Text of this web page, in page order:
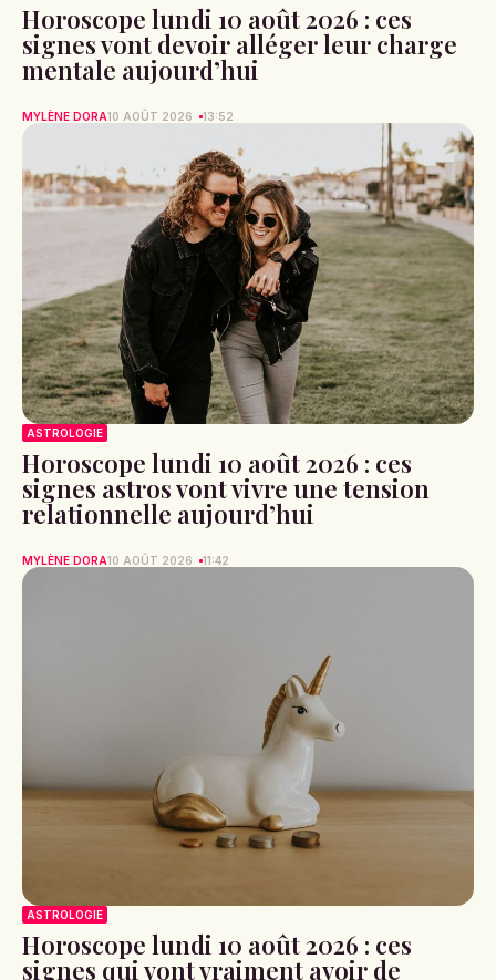
Horoscope lundi 10 août 2026 : ces
signes vont devoir alléger leur charge
mentale aujourd’hui
MYLÈNE DORA10 AOÛT 2026 13:52
ASTROLOGIE
Horoscope lundi 10 août 2026 : ces
signes astros vont vivre une tension
relationnelle aujourd’hui
MYLÈNE DORA10 AOÛT 2026 11:42
ASTROLOGIE
Horoscope lundi 10 août 2026 : ces
signes qui vont vraiment avoir de